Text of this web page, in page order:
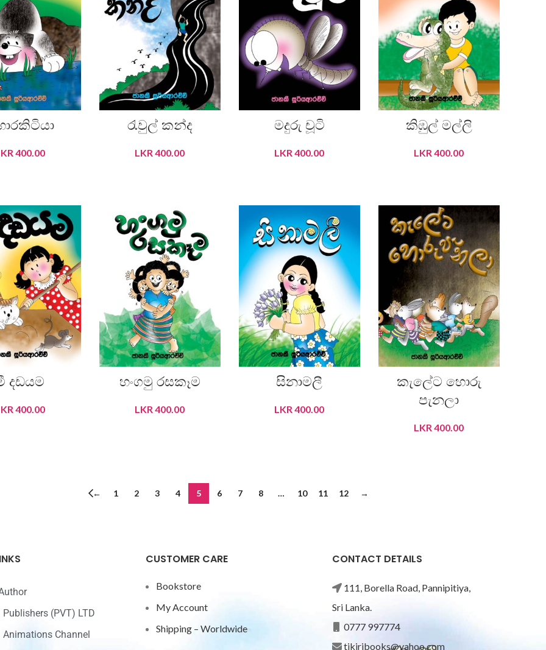
400.00
රැවුල් කන්ද
LKR 400.00
මදුරු චූටි
LKR 400.00
කිඹුල් මල්ලි
LKR 400.00
දඩයම
400.00
හංගමු රසකෑම
LKR400.00
සිනාමලී
LKR400.00
කැලේට හොරු
පැනලා
LKR400.00
← 1 2 3 4 5 6 7 8 … 10 11 12 →
(PVT) LTD
Animations Channel
CUSTOMER CARE
Bookstore
My Account
Shipping – Worldwide
CONTACT DETAILS
111, Borella Road, Pannipitiya,
Sri Lanka.
0777 997774
tikiribooks@yahoo.com